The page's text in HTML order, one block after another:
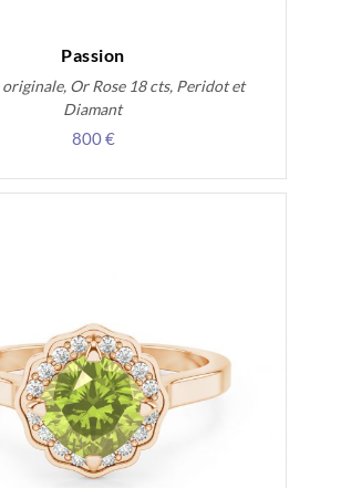
Passion
Or Rose 18 cts, Peridot et
Diamant
800 €